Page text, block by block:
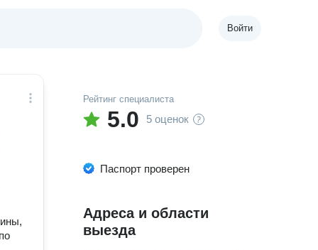
Войти
Рейтинг специалиста
5.0 5 оценок
Паспорт проверен
Адреса и области
выезда